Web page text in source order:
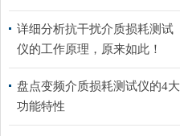
详细分析抗干扰介质损耗测试
仪的工作原理，原来如此！
盘点变频介质损耗测试仪的4大
功能特性